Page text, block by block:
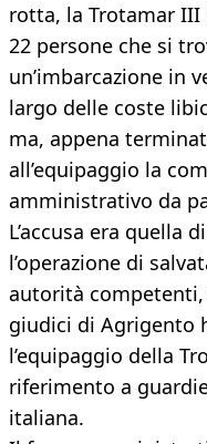
rotta, la Trotamar III
22 persone che si
un’imbarcazione in
largo delle coste
ma, appena
all’equipaggio la
amministrativo da
L’accusa era quella
l’operazione di
autorità
giudici di Agrigento
l’equipaggio della
riferimento a
italiana.